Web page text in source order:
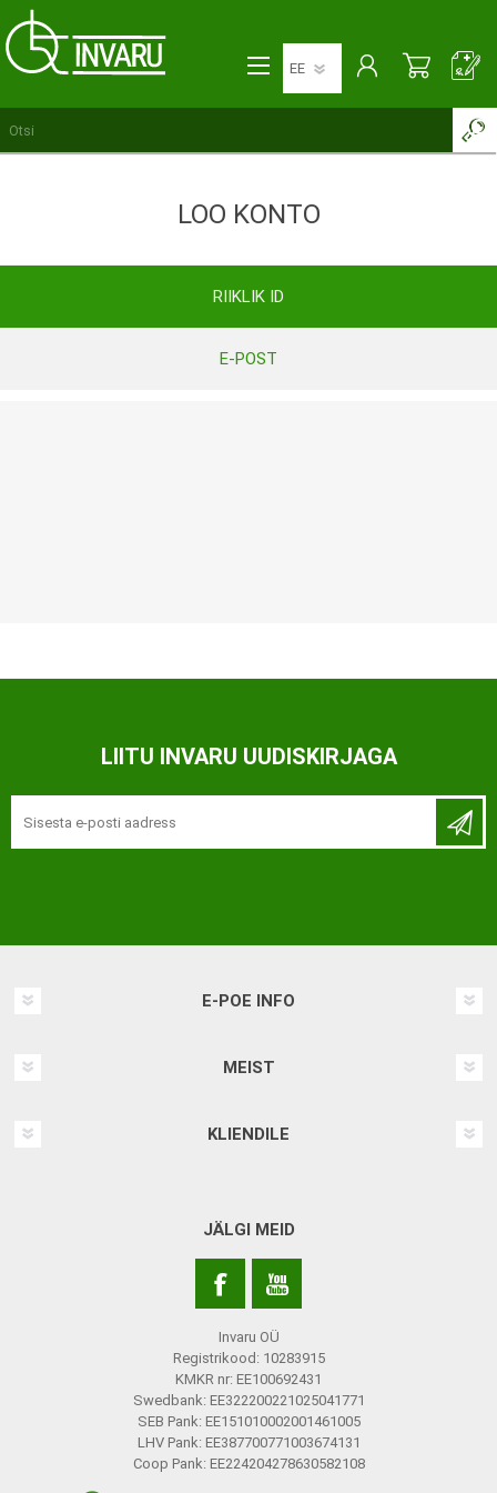
LOO KONTO
RIIKLIK ID
E-POST
LIITU INVARU UUDISKIRJAGA
E-POE INFO
MEIST
KLIENDILE
JÄLGI MEID
Invaru OÜ
Registrikood: 10283915
KMKR nr: EE100692431
Swedbank: EE322200221025041771
SEB Pank: EE151010002001461005
LHV Pank: EE387700771003674131
Coop Pank: EE224204278630582108